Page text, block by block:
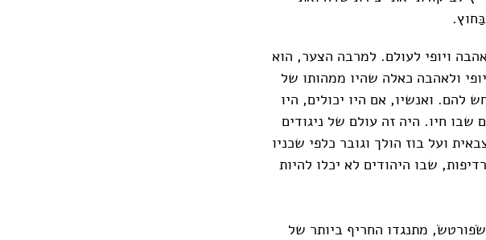
אהבה ויופי לעולם. למרבה הצער, הוא
ולאהבה כאלה שהיו ממהותו של
ואנשיו, אם היו יכולים, היו
חיו. היה זה עולם של ניגודים
ועל בוז הולך וגובר כלפי שכניו
שבו היהודים לא יכלו להיות
שׂשׂפורטשׂ, מתנגדו החריף ביותר של